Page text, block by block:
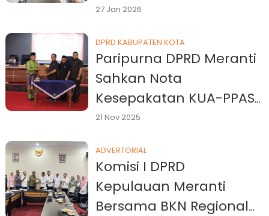
Meranti
27 Jan 2026
DPRD KABUPATEN KOTA
Paripurna DPRD Meranti
Sahkan Nota
Kesepakatan KUA-PPAS
APBD 2026
21 Nov 2025
ADVERTORIAL
Komisi I DPRD
Kepulauan Meranti
Bersama BKN Regional